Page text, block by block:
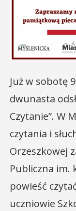
Już w sobotę
dwunasta
Czytanie”. W
czytania i
Orzeszkowej
Publiczna im.
powieść
uczniowie